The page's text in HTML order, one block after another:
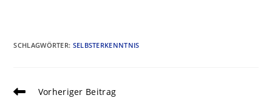
SCHLAGWÖRTER: SELBSTERKENNTNIS
Vorheriger Beitrag